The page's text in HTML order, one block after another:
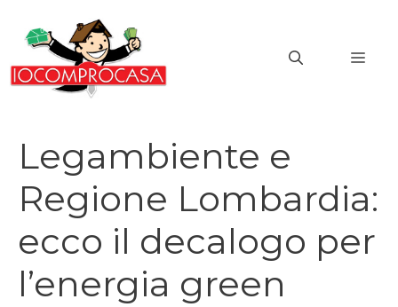
contenuto
Legambiente e
Regione Lombardia:
ecco il decalogo per
l’energia green